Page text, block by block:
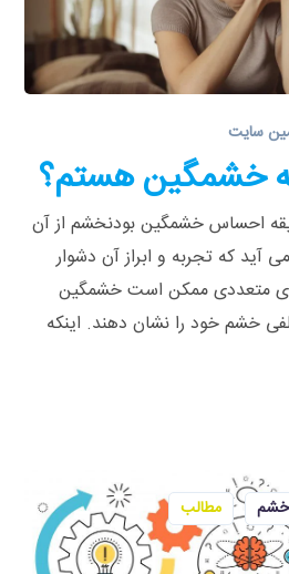
سایت
خشمگین هستم؟
مطالعه تقریبی: 7 دقیقه احساس خشمگین بودنخشم از آن
آید که تجربه و ابراز آن دشوار
متعددی ممکن است خشمگین
خشم خود را نشان دهند. اینکه
خشم مطالب